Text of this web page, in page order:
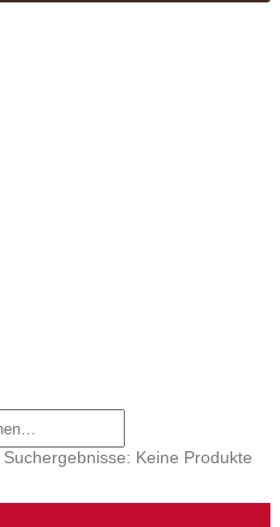
Suchergebnisse: Keine Produkte